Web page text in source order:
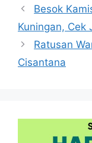
Besok
Kuningan, Cek
Ratusan
Cisantana